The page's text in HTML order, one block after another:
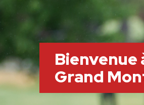
Bienvenue
Grand